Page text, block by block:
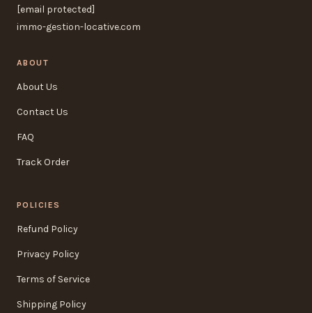
[email protected]
immo-gestion-locative.com
ABOUT
About Us
Contact Us
FAQ
Track Order
POLICIES
Refund Policy
Privacy Policy
Terms of Service
Shipping Policy